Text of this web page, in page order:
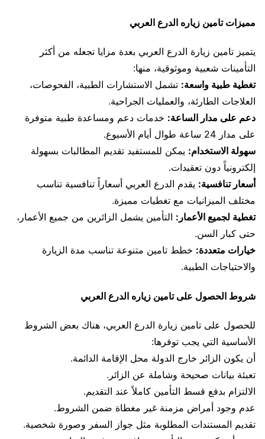
مميزات تامين زياره الدرع العربي
يتميز تامين زيارة الدرع العربي بعدة مزايا تجعله من أكثر
التأمينات شعبية وموثوقية، منها:
تغطية طبية واسعة: تشمل الاستشارات الطبية، الفحوصات،
العلاجات الطارئة، والعمليات الجراحية.
دعم على مدار الساعة: خدمات دعم ومساعدة طبية متوفرة
على مدار 24 ساعة طوال أيام الأسبوع.
سهولة الاستخدام: يمكن للمستفيد تقديم المطالبات بسهولة
إلكترونياً دون تعقيدات.
أسعار تنافسية: يقدم الدرع العربي أسعاراً تنافسية تناسب
مختلف الميزانيات مع تغطيات مميزة.
تغطية لجميع الأعمار: التأمين يشمل الزائرين من جميع الأعمار،
حتى كبار السن.
خيارات متعددة: خطط تامين متنوعة تناسب مدة الزيارة
والاحتياجات الطبية.
شروط الحصول على تامين زياره الدرع العربي
للحصول على تامين زيارة الدرع العربي، هناك بعض الشروط
الأساسية التي يجب توفرها:
أن يكون الزائر خارج الدولة محل الإقامة الدائمة.
تعبئة بيانات صحيحة وشاملة عن الزائر.
الالتزام بدفع قسط التأمين كاملاً عند التقديم.
عدم وجود أمراض مزمنة غير مغطاة ضمن الشروط.
تقديم المستندات المطلوبة مثل جواز السفر وصورة شخصية.